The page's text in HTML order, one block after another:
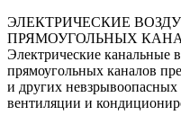
ЭЛЕКТРИЧЕСКИЕ
ПРЯМОУГОЛЬНЫХ
Электрические канальные
прямоугольных каналов
и других невзрывоопасных
вентиляции и